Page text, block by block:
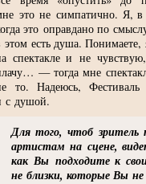
это не симпатично. Я, в
это оправдано по
этом есть душа.
спектакле и не
— тогда мне
то. Надеюсь,
с душой.
Для того, чтоб зритель
артистам на сцене,
как Вы подходите к
не близки, которые Вы не